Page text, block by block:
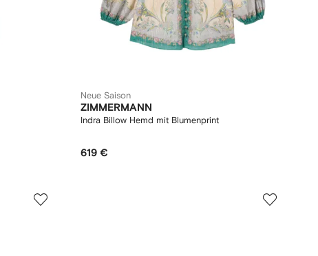
Neue Saison
ZIMMERMANN
Indra Billow Hemd mit Blumenprint
619 €